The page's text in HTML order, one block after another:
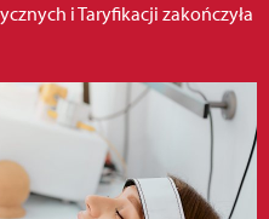
i Taryfikacji zakończyła